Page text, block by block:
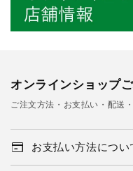
オンラインショップ
ご注文方法・お支払い・配送
お支払い方法につい